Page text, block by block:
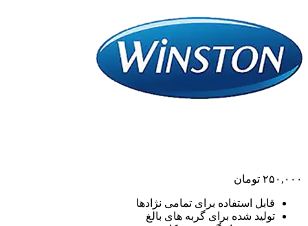
۲۵۰,۰۰۰ تومان
قابل استفاده برای تمامی نژادها
تولید شده برای گربه های بالغ